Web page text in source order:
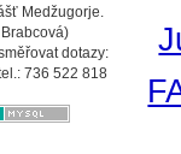
Medžugorje.
dotazy:
736 522 818